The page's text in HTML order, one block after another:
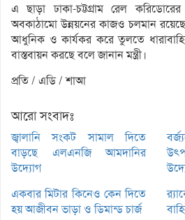
এ ছাড়া ঢাকা-চট্টগ্রাম রেল
অবকাঠামো উন্নয়নের কাজও চলমান
আধুনিক ও কার্যকর করে তুলতে
বাস্তবায়ন করছে বলে জানান মন্ত্রী।
প্রতি / এডি / শাআ
আরো সংবাদঃ
জ্বালানি সংকট সামাল দিতে
বাড়ছে এলএনজি আমদানির
উদ্যোগ
একবার মিটার কিনেও কেন দিতে
হয় আজীবন ভাড়া ও ডিমান্ড চার্জ